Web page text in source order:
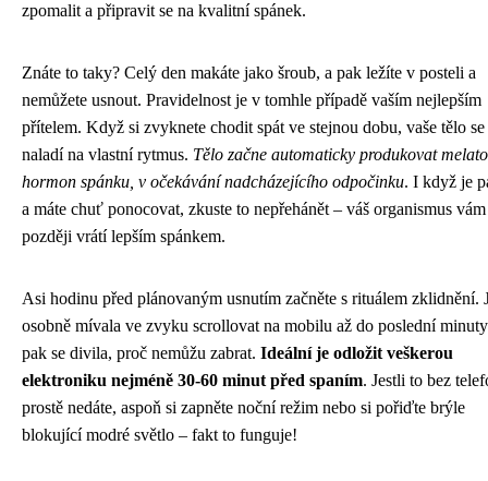
zpomalit a připravit se na kvalitní spánek.
Znáte to taky? Celý den makáte jako šroub, a pak ležíte v posteli a
nemůžete usnout. Pravidelnost je v tomhle případě vaším nejlepším
přítelem. Když si zvyknete chodit spát ve stejnou dobu, vaše tělo se
naladí na vlastní rytmus. Tělo začne automaticky produkovat
hormon spánku, v očekávání nadcházejícího odpočinku. I když je
a máte chuť ponocovat, zkuste to nepřehánět – váš organismus
později vrátí lepším spánkem.
Asi hodinu před plánovaným usnutím začněte s rituálem zklidnění.
osobně mívala ve zvyku scrollovat na mobilu až do poslední
pak se divila, proč nemůžu zabrat. Ideální je odložit veškerou
elektroniku nejméně 30-60 minut před spaním. Jestli to bez
prostě nedáte, aspoň si zapněte noční režim nebo si pořiďte brýle
blokující modré světlo – fakt to funguje!